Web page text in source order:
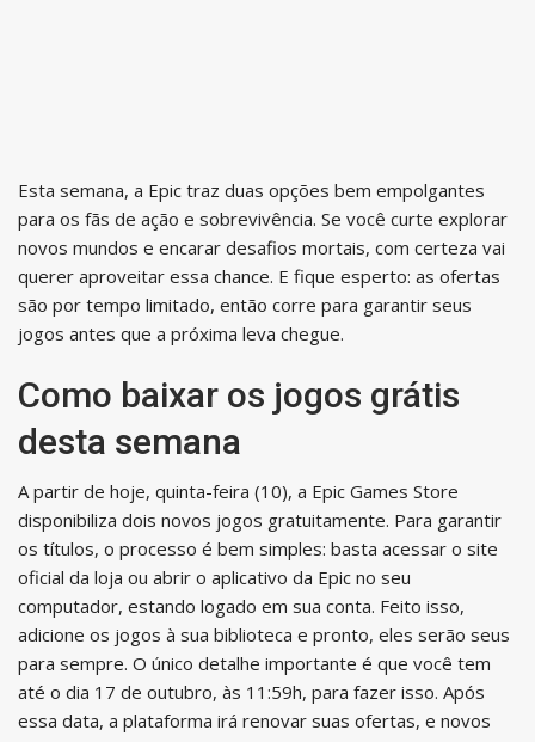
Esta semana, a Epic traz duas opções bem empolgantes
para os fãs de ação e sobrevivência. Se você curte explorar
novos mundos e encarar desafios mortais, com certeza vai
querer aproveitar essa chance. E fique esperto: as ofertas
são por tempo limitado, então corre para garantir seus
jogos antes que a próxima leva chegue.
Como baixar os jogos grátis
desta semana
A partir de hoje, quinta-feira (10), a Epic Games Store
disponibiliza dois novos jogos gratuitamente. Para garantir
os títulos, o processo é bem simples: basta acessar o site
oficial da loja ou abrir o aplicativo da Epic no seu
computador, estando logado em sua conta. Feito isso,
adicione os jogos à sua biblioteca e pronto, eles serão seus
para sempre. O único detalhe importante é que você tem
até o dia 17 de outubro, às 11:59h, para fazer isso. Após
essa data, a plataforma irá renovar suas ofertas, e novos